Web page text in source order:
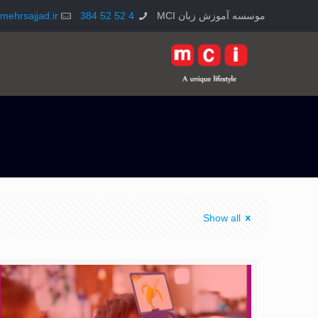
موسسه آموزش زبان MCI 4 52 52 384
Show all